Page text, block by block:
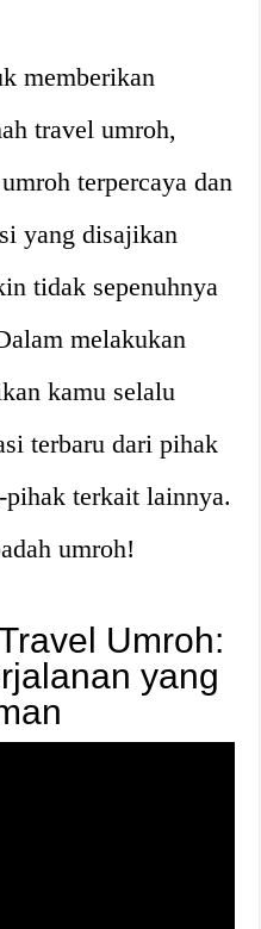
memberikan
travel umroh,
terpercaya dan
yang disajikan
tidak sepenuhnya
melakukan
kamu selalu
terbaru dari pihak
terkait lainnya.
umroh!
Umroh:
yang